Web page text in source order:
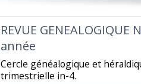
‎REVUE GENEALOGIQUE
année‎
‎Cercle généalogique et
trimestrielle in-4.‎